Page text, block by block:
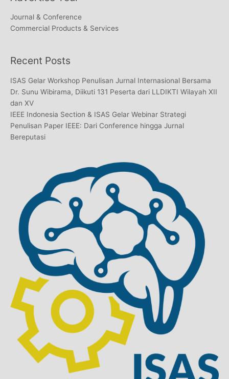
Journal & Conference
Commercial Products & Services
Recent Posts
ISAS Gelar Workshop Penulisan Jurnal Internasional Bersama
Dr. Sunu Wibirama, Diikuti 131 Peserta dari LLDIKTI Wilayah XII
dan XV
IEEE Indonesia Section & ISAS Gelar Webinar Strategi
Penulisan Paper IEEE: Dari Conference hingga Jurnal
Bereputasi